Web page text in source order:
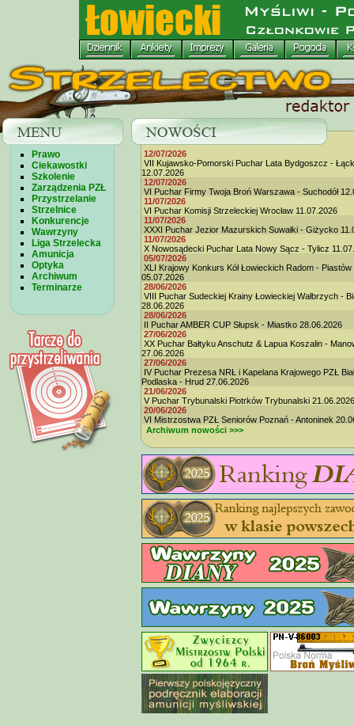
Prawo
Ciekawostki
Szkolenie
Zarządzenia PZŁ
Przystrzelanie
Strzelnice
Konkurencje
Wawrzyny
Liga Strzelecka
Amunicja
Optyka
Archiwum
Terminarze
12/07/2026
VII Kujawsko-Pomorski Puchar Lata Bydgoszcz -
12.07.2026
12/07/2026
VI Puchar Firmy Twoja Broń Warszawa - Suchodół
11/07/2026
VI Puchar Komisji Strzeleckiej Wrocław 11.07.2026
11/07/2026
XXXI Puchar Jezior Mazurskich Suwałki - Giżycko
11/07/2026
X Nowosądecki Puchar Lata Nowy Sącz - Tylicz
05/07/2026
XLI Krajowy Konkurs Kół Łowieckich Radom - Piastów
05.07.2026
28/06/2026
VIII Puchar Sudeckiej Krainy Łowieckiej Wałbrzych -
28.06.2026
28/06/2026
II Puchar AMBER CUP Słupsk - Miastko 28.06.2026
27/06/2026
XX Puchar Bałtyku Anschutz & Lapua Koszalin -
27.06.2026
27/06/2026
IV Puchar Prezesa NRŁ i Kapelana Krajowego PZŁ
Podlaska - Hrud 27.06.2026
21/06/2026
V Puchar Trybunalski Piotrków Trybunalski 21.06.2026
20/06/2026
VI Mistrzostwa PZŁ Seniorów Poznań - Antoninek
Archiwum nowości >>>